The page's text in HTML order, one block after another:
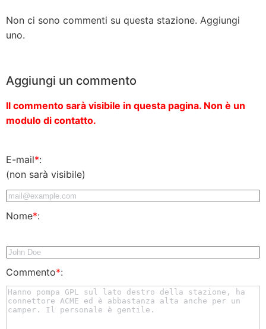
Non ci sono commenti su questa stazione. Aggiungi
uno.
Aggiungi un commento
Il commento sarà visibile in questa pagina. Non è un
modulo di contatto.
E-mail*:
(non sarà visibile)
Nome*:
Commento*: